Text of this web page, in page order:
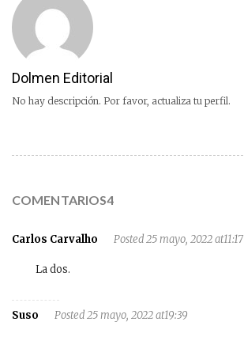
Dolmen Editorial
No hay descripción. Por favor, actualiza tu perfil.
COMENTARIOS4
Carlos Carvalho Posted 25 mayo, 2022 at11:17
La dos.
Suso Posted 25 mayo, 2022 at19:39